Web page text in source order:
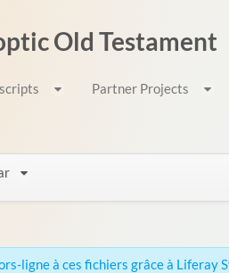
Old Testament
Partner Projects
ligne à ces fichiers grâce à Liferay